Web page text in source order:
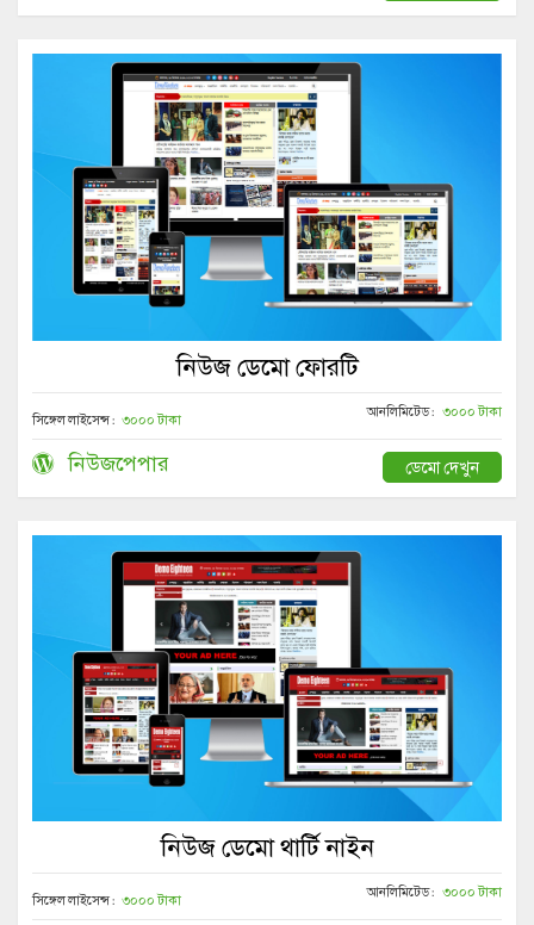
নিউজ ডেমো ফোরটি
সিঙ্গেল লাইসেন্স : ৩০০০ টাকা আনলিমিটেড : ৩০০০ টাকা
নিউজপেপার ডেমো দেখুন
নিউজ ডেমো থার্টি নাইন
সিঙ্গেল লাইসেন্স : ৩০০০ টাকা আনলিমিটেড : ৩০০০ টাকা